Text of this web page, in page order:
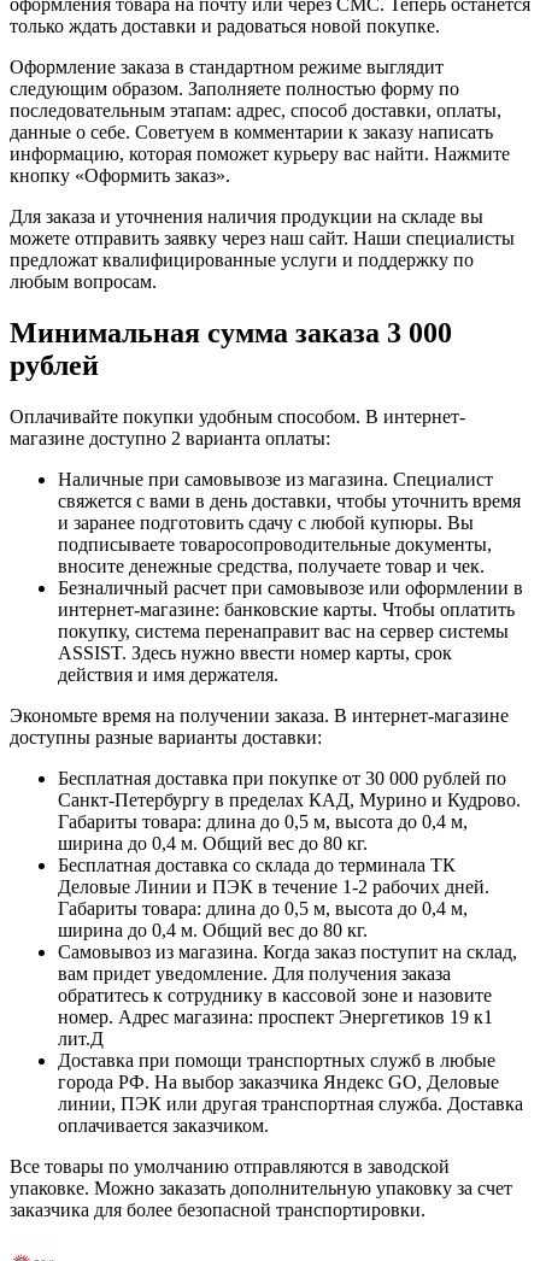
только ждать доставки и радоваться новой покупке.
Оформление заказа в стандартном режиме выглядит
следующим образом. Заполняете полностью форму по
последовательным этапам: адрес, способ доставки, оплаты,
данные о себе. Советуем в комментарии к заказу написать
информацию, которая поможет курьеру вас найти. Нажмите
кнопку «Оформить заказ».
Для заказа и уточнения наличия продукции на складе вы
можете отправить заявку через наш сайт. Наши специалисты
предложат квалифицированные услуги и поддержку по
любым вопросам.
Минимальная сумма заказа 3 000
рублей
Оплачивайте покупки удобным способом. В интернет-
магазине доступно 2 варианта оплаты:
Наличные при самовывозе из магазина. Специалист
свяжется с вами в день доставки, чтобы уточнить время
и заранее подготовить сдачу с любой купюры. Вы
подписываете товаросопроводительные документы,
вносите денежные средства, получаете товар и чек.
Безналичный расчет при самовывозе или оформлении в
интернет-магазине: банковские карты. Чтобы оплатить
покупку, система перенаправит вас на сервер системы
ASSIST. Здесь нужно ввести номер карты, срок
действия и имя держателя.
Экономьте время на получении заказа. В интернет-магазине
доступны разные варианты доставки:
Бесплатная доставка при покупке от 30 000 рублей по
Санкт-Петербургу в пределах КАД, Мурино и Кудрово.
Габариты товара: длина до 0,5 м, высота до 0,4 м,
ширина до 0,4 м. Общий вес до 80 кг.
Бесплатная доставка со склада до терминала ТК
Деловые Линии и ПЭК в течение 1-2 рабочих дней.
Габариты товара: длина до 0,5 м, высота до 0,4 м,
ширина до 0,4 м. Общий вес до 80 кг.
Самовывоз из магазина. Когда заказ поступит на склад,
вам придет уведомление. Для получения заказа
обратитесь к сотруднику в кассовой зоне и назовите
номер. Адрес магазина: проспект Энергетиков 19 к1
лит.Д
Доставка при помощи транспортных служб в любые
города РФ. На выбор заказчика Яндекс GO, Деловые
линии, ПЭК или другая транспортная служба. Доставка
оплачивается заказчиком.
Все товары по умолчанию отправляются в заводской
упаковке. Можно заказать дополнительную упаковку за счет
заказчика для более безопасной транспортировки.